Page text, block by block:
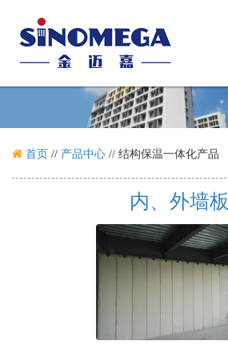
首页 // 产品中心 // 结构保温一体化产品
内、外墙板